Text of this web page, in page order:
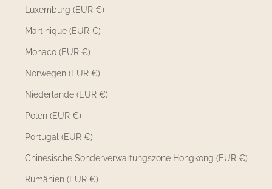
Luxemburg (EUR €)
Martinique (EUR €)
Monaco (EUR €)
Norwegen (EUR €)
Niederlande (EUR €)
Polen (EUR €)
Portugal (EUR €)
Chinesische Sonderverwaltungszone Hongkong (EUR €)
Rumänien (EUR €)